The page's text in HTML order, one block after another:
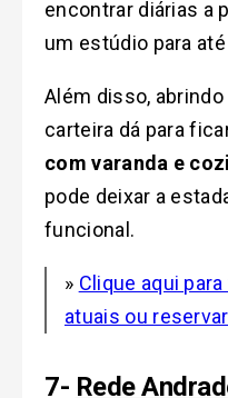
encontrar diárias a
um estúdio para
Além disso,
carteira dá para
com varanda e
pode deixar a
funcional.
» Clique aqui
atuais ou
7- Rede